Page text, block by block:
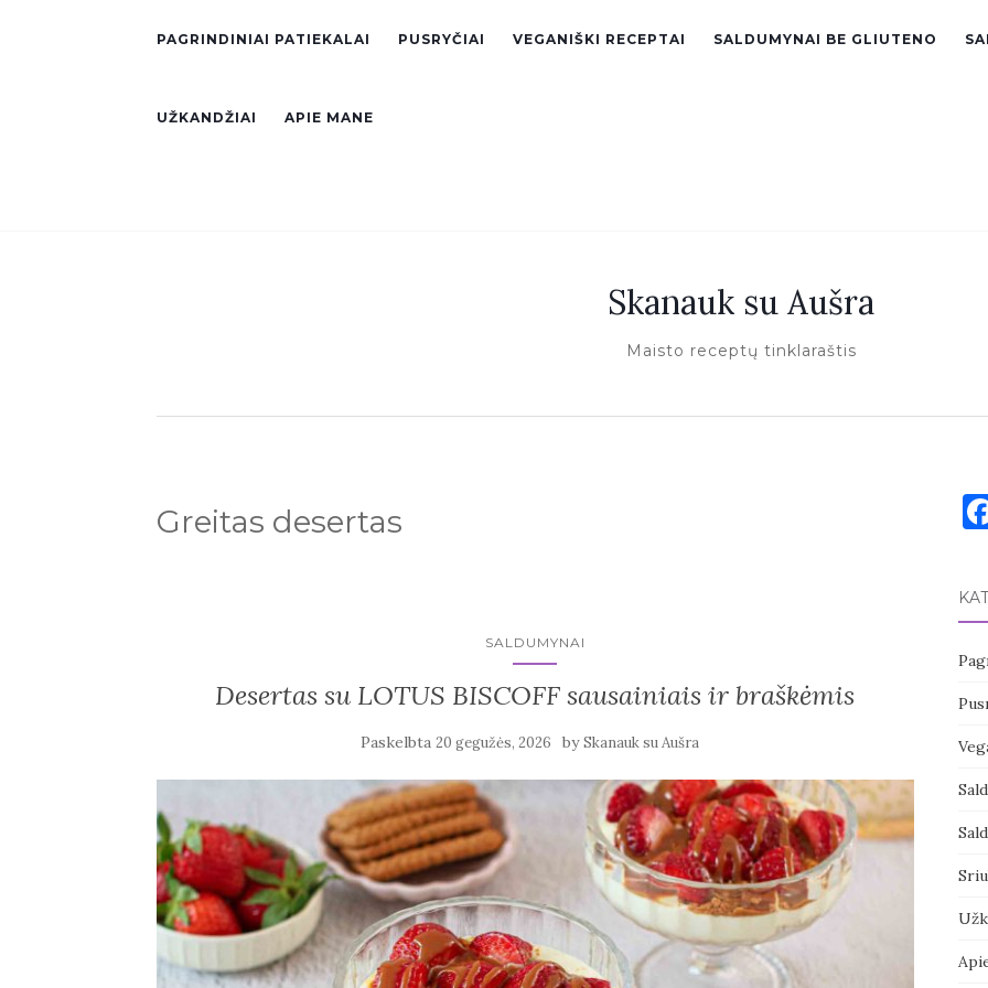
PAGRINDINIAI PATIEKALAI PUSRYČIAI VEGANIŠKI RECEPTAI SALDUMYNAI BE GLIUTENO
UŽKANDŽIAI APIE MANE
Skanauk su Aušra
Maisto receptų tinklaraštis
Greitas desertas
SALDUMYNAI
Desertas su LOTUS BISCOFF sausainiais ir braškėmis
Paskelbta 20 gegužės, 2026 bySkanauk su Aušra